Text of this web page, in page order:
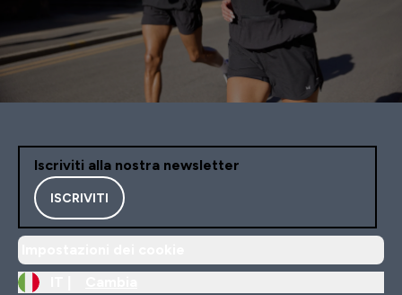
Iscriviti alla nostra newsletter
ISCRIVITI